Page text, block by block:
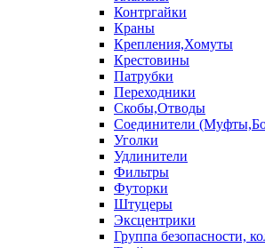
Контргайки
Краны
Крепления,Хомуты
Крестовины
Патрубки
Переходники
Скобы,Отводы
Соединители
Уголки
Удлинители
Фильтры
Футорки
Штуцеры
Эксцентрики
Группа безопасности,